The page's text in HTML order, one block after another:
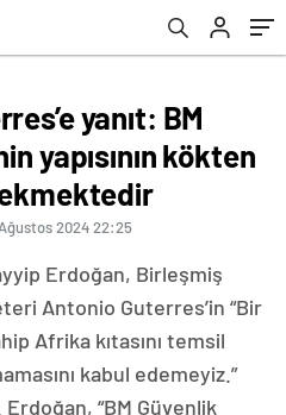
yanıt: BM
yapısının kökten
2024 22:25
Erdoğan, Birleşmiş
Antonio Guterres’in “Bir
Afrika kıtasını temsil
kabul edemeyiz.”
“BM Güvenlik